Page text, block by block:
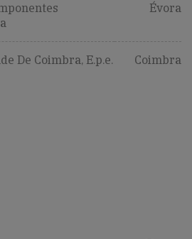
Évora
De Coimbra, E.p.e. Coimbra